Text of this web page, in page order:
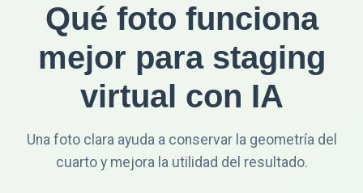
Qué foto funciona
mejor para staging
virtual con IA
Una foto clara ayuda a conservar la geometría del
cuarto y mejora la utilidad del resultado.